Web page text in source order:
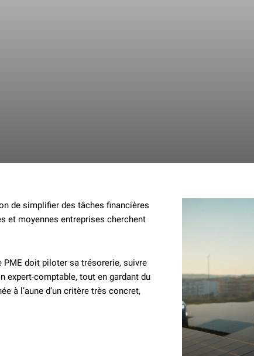
de simplifier des tâches financières
et moyennes entreprises cherchent
PME doit piloter sa trésorerie, suivre
expert-comptable, tout en gardant du
à l’aune d’un critère très concret,